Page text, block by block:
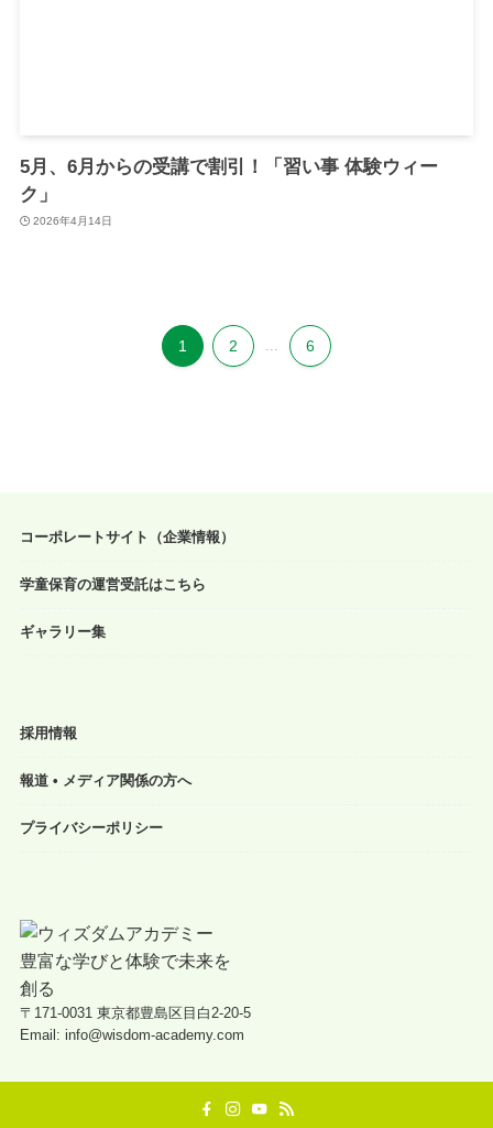
5月、6月からの受講で割引！「習い事 体験ウィー
ク」
2026年4月14日
1 2 6
コーポレートサイト（企業情報）
学童保育の運営受託はこちら
ギャラリー集
採用情報
報道 • メディア関係の方へ
プライバシーポリシー
〒171-0031 東京都豊島区目白2-20-5
Email: info@wisdom-academy.com